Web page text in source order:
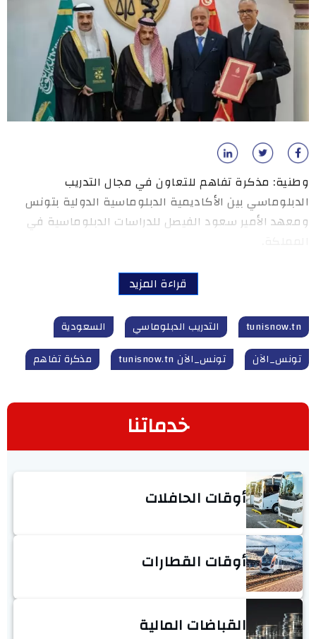
وطنية: مذكرة تفاهم للتعاون في مجال التدريب
الدبلوماسي بين الأكاديمية الدبلوماسية الدولية بتونس
ومعهد الأمير سعود الفيصل للدراسات الدبلوماسية في
قراءة المزيد
tunisnow.tn التدريب الدبلوماسي
السعودية
تونس_الآن
تونس_الآن tunisnow.tn مذكرة تفاهم
خدماتنا
أوقات الحافلات
أوقات القطارات
القباضات المالية